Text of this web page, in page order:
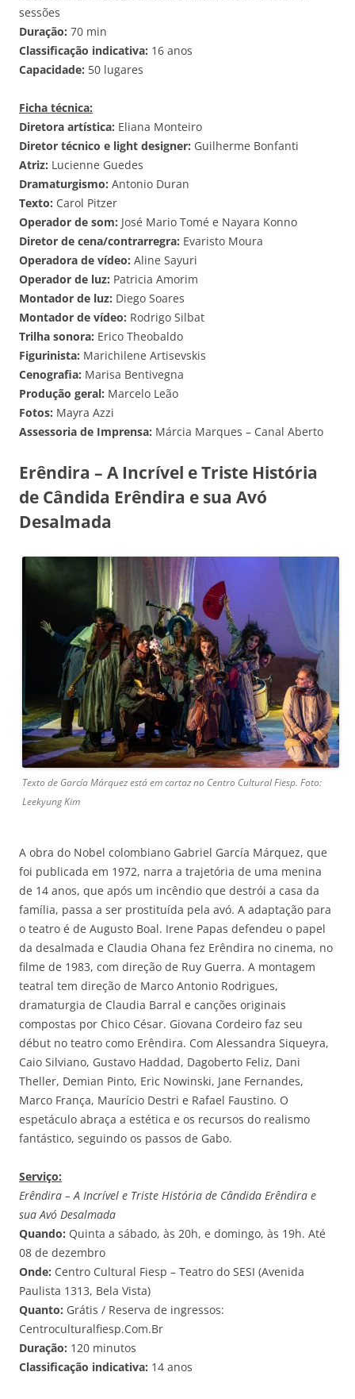
sessões
Duração: 70 min
Classificação indicativa: 16 anos
Capacidade: 50 lugares
Ficha técnica:
Diretora artística: Eliana Monteiro
Diretor técnico e light designer: Guilherme Bonfanti
Atriz: Lucienne Guedes
Dramaturgismo: Antonio Duran
Texto: Carol Pitzer
Operador de som: José Mario Tomé e Nayara Konno
Diretor de cena/contrarregra: Evaristo Moura
Operadora de vídeo: Aline Sayuri
Operador de luz: Patricia Amorim
Montador de luz: Diego Soares
Montador de vídeo: Rodrigo Silbat
Trilha sonora: Erico Theobaldo
Figurinista: Marichilene Artisevskis
Cenografia: Marisa Bentivegna
Produção geral: Marcelo Leão
Fotos: Mayra Azzi
Assessoria de Imprensa: Márcia Marques – Canal Aberto
Erêndira – A Incrível e Triste História
de Cândida Erêndira e sua Avó
Desalmada
Texto de García Márquez está em cartaz no Centro Cultural Fiesp. Foto:
Leekyung Kim
A obra do Nobel colombiano Gabriel García Márquez, que
foi publicada em 1972, narra a trajetória de uma menina
de 14 anos, que após um incêndio que destrói a casa da
família, passa a ser prostituída pela avó. A adaptação para
o teatro é de Augusto Boal. Irene Papas defendeu o papel
da desalmada e Claudia Ohana fez Erêndira no cinema, no
filme de 1983, com direção de Ruy Guerra. A montagem
teatral tem direção de Marco Antonio Rodrigues,
dramaturgia de Claudia Barral e canções originais
compostas por Chico César. Giovana Cordeiro faz seu
début no teatro como Erêndira. Com Alessandra Siqueyra,
Caio Silviano, Gustavo Haddad, Dagoberto Feliz, Dani
Theller, Demian Pinto, Eric Nowinski, Jane Fernandes,
Marco França, Maurício Destri e Rafael Faustino. O
espetáculo abraça a estética e os recursos do realismo
fantástico, seguindo os passos de Gabo.
Serviço:
Erêndira – A Incrível e Triste História de Cândida Erêndira e
sua Avó Desalmada
Quando: Quinta a sábado, às 20h, e domingo, às 19h. Até
08 de dezembro
Onde: Centro Cultural Fiesp – Teatro do SESI (Avenida
Paulista 1313, Bela Vista)
Quanto: Grátis / Reserva de ingressos:
Centroculturalfiesp.Com.Br
Duração: 120 minutos
Classificação indicativa: 14 anos